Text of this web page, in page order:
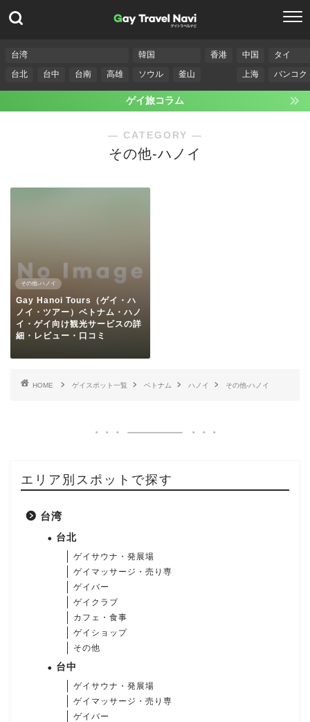
台湾
台北
台中 台南 高雄
韓国
ソウル
釜山
香港
中国
上海
タイ
バンコク
ゲイ旅コラム
― CATEGORY ―
その他-ハノイ
その他-ハノイ
Gay Hanoi Tours（ゲイ・ハ
ノイ・ツアー）ベトナム・ハノ
イ・ゲイ向け観光サービスの詳
細・レビュー・口コミ
HOME ゲイスポット一覧 ベトナム ハノイ その他-ハノイ
エリア別スポットで探す
台湾
台北
ゲイサウナ・発展場
ゲイマッサージ・売り専
ゲイバー
ゲイクラブ
カフェ・食事
ゲイショップ
その他
台中
ゲイサウナ・発展場
ゲイマッサージ・売り専
ゲイバー